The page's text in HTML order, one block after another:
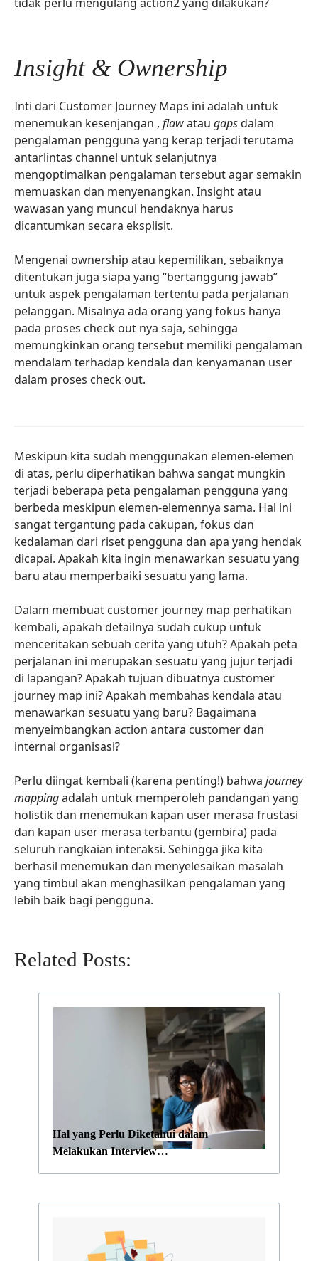
Insight & Ownership
Inti dari Customer Journey Maps ini adalah untuk
menemukan kesenjangan , flawatau gapsdalam
pengalaman pengguna yang kerap terjadi terutama
antarlintas channel untuk selanjutnya
mengoptimalkan pengalaman tersebut agar semakin
memuaskan dan menyenangkan. Insight atau
wawasan yang muncul hendaknya harus
dicantumkan secara eksplisit.
Mengenai ownership atau kepemilikan, sebaiknya
ditentukan juga siapa yang “bertanggung jawab”
untuk aspek pengalaman tertentu pada perjalanan
pelanggan. Misalnya ada orang yang fokus hanya
pada proses check out nya saja, sehingga
memungkinkan orang tersebut memiliki pengalaman
mendalam terhadap kendala dan kenyamanan user
dalam proses check out.
Meskipun kita sudah menggunakan elemen-elemen
di atas, perlu diperhatikan bahwa sangat mungkin
terjadi beberapa peta pengalaman pengguna yang
berbeda meskipun elemen-elemennya sama. Hal ini
sangat tergantung pada cakupan, fokus dan
kedalaman dari riset pengguna dan apa yang hendak
dicapai. Apakah kita ingin menawarkan sesuatu yang
baru atau memperbaiki sesuatu yang lama.
Dalam membuat customer journey map perhatikan
kembali, apakah detailnya sudah cukup untuk
menceritakan sebuah cerita yang utuh? Apakah peta
perjalanan ini merupakan sesuatu yang jujur terjadi
di lapangan? Apakah tujuan dibuatnya customer
journey map ini? Apakah membahas kendala atau
menawarkan sesuatu yang baru? Bagaimana
menyeimbangkan action antara customer dan
internal organisasi?
Perlu diingat kembali (karena penting!) bahwa journey
mappingadalah untuk memperoleh pandangan yang
holistik dan menemukan kapan user merasa frustasi
dan kapan user merasa terbantu (gembira) pada
seluruh rangkaian interaksi. Sehingga jika kita
berhasil menemukan dan menyelesaikan masalah
yang timbul akan menghasilkan pengalaman yang
lebih baik bagi pengguna.
Related Posts:
Hal yang Perlu Diketahui dalam
Melakukan Interview…